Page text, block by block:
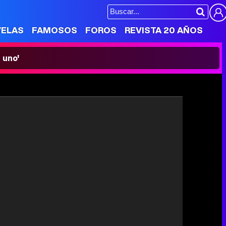
FAMOSOS FOROS REVISTA 20 AÑOS